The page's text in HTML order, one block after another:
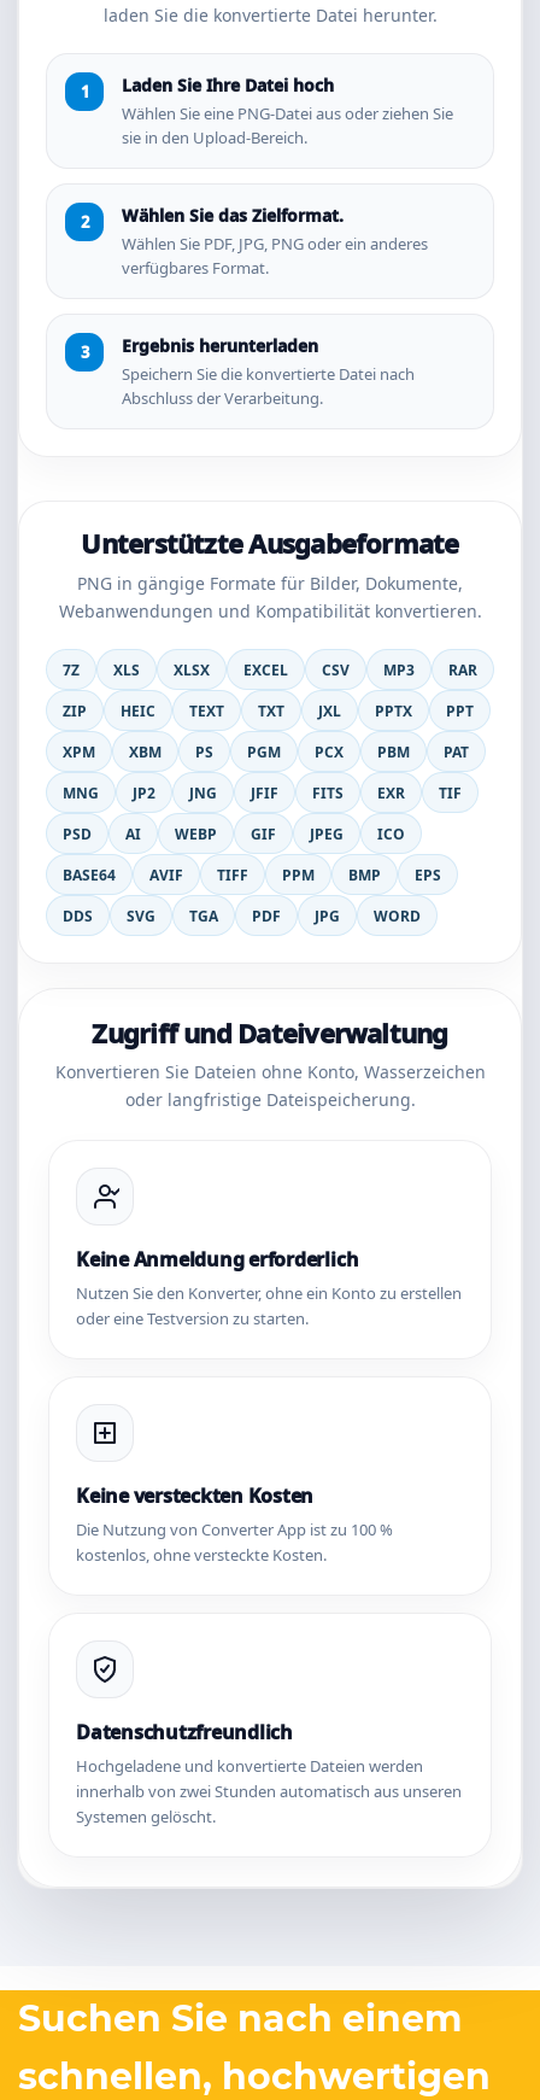
laden Sie die konvertierte Datei herunter.
Laden Sie Ihre Datei hoch
Wählen Sie eine PNG-Datei aus oder ziehen Sie
sie in den Upload-Bereich.
Wählen Sie das Zielformat.
Wählen Sie PDF, JPG, PNG oder ein anderes
verfügbares Format.
Ergebnis herunterladen
Speichern Sie die konvertierte Datei nach
Abschluss der Verarbeitung.
Unterstützte Ausgabeformate
PNG in gängige Formate für Bilder, Dokumente,
Webanwendungen und Kompatibilität konvertieren.
7Z XLS XLSX EXCEL CSV MP3
RAR
ZIP
HEIC TEXT TXT JXL PPTX
PPT
XPM
XBM PS PGM PCX PBM
PAT
MNG
JP2 JNG JFIF FITS EXR
TIF
PSD
AI WEBP GIF JPEG
ICO
BASE64
AVIF TIFF PPM BMP
EPS
DDS
SVG TGA PDF JPG WORD
Zugriff und Dateiverwaltung
Konvertieren Sie Dateien ohne Konto, Wasserzeichen
oder langfristige Dateispeicherung.
Keine Anmeldung erforderlich
Nutzen Sie den Konverter, ohne ein Konto zu erstellen
oder eine Testversion zu starten.
Keine versteckten Kosten
Die Nutzung von Converter App ist zu 100 %
kostenlos, ohne versteckte Kosten.
Datenschutzfreundlich
Hochgeladene und konvertierte Dateien werden
innerhalb von zwei Stunden automatisch aus unseren
Systemen gelöscht.
Suchen Sie nach einem
schnellen, hochwertigen